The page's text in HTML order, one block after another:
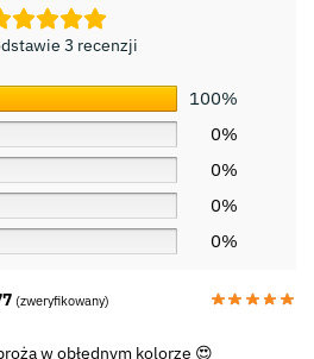
3 recenzji
100%
0%
0%
0%
0%
(zweryfikowany)
w obłędnym kolorze 😍